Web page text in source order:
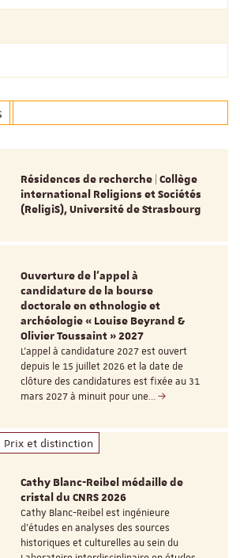
Résidences de recherche | Collège
international Religions et Sociétés
(ReligiS), Université de Strasbourg
Ouverture de l'appel à
candidature de la bourse
doctorale en ethnologie et
archéologie « Louise Beyrand &
Olivier Toussaint » 2027
L’appel à candidature 2027 est ouvert
depuis le 15 juillet 2026 et la date de
clôture des candidatures est fixée au 31
mars 2027 à minuit pour une…
Prix et distinction
Cathy Blanc-Reibel médaille de
cristal du CNRS 2026
Cathy Blanc-Reibel est ingénieure
d’études en analyses des sources
historiques et culturelles au sein du